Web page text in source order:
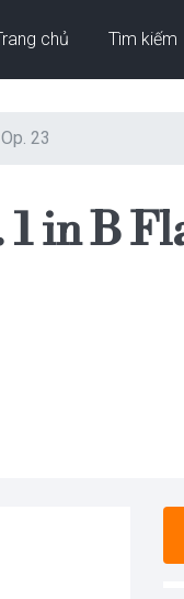
chủ Tìm kiếm
23
in B